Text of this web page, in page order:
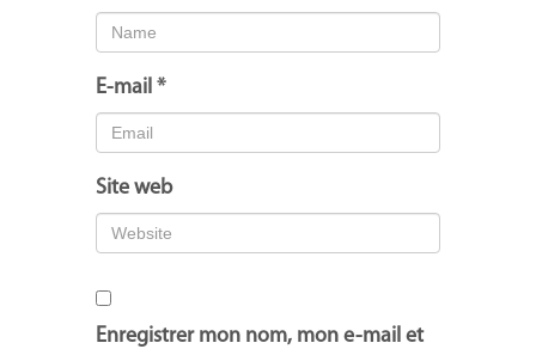
E-mail *
Site web
Enregistrer mon nom, mon e-mail et